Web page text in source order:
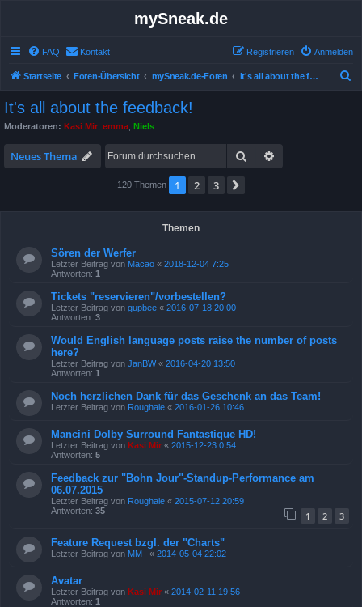
mySneak.de
FAQ Kontakt Anmelden
Registrieren
Startseite Foren-Übersicht mySneak.de-Foren It's all about the feedback!
It's all about the feedback!
Moderatoren: Kasi Mir emma Niels
Neues Thema Suche
120 Themen 1 2 3
Themen
Sören der Werfer
Letzter Beitrag von Macao « 2018-12-04 7:25
Antworten: 1
Tickets "reservieren"/vorbestellen?
Letzter Beitrag von gupbee « 2016-07-18 20:00
Antworten: 3
Would English language posts raise the number of posts
here?
Letzter Beitrag von JanBW« 2016-04-20 13:50
Antworten: 1
Noch herzlichen Dank für das Geschenk an das Team!
Letzter Beitrag von Roughale « 2016-01-26 10:46
Mancini Dolby Surround Fantastique HD!
Letzter Beitrag von Kasi Mir « 2015-12-23 0:54
Antworten: 5
Feedback zur "Bohn Jour"-Standup-Performance am
06.07.2015
Letzter Beitrag von Roughale « 2015-07-12 20:59
Antworten: 35 1 2 3
Feature Request bzgl. der "Charts"
Letzter Beitrag von MM_ « 2014-05-04 22:02
Avatar
Letzter Beitrag von Kasi Mir « 2014-02-11 19:56
Antworten: 1